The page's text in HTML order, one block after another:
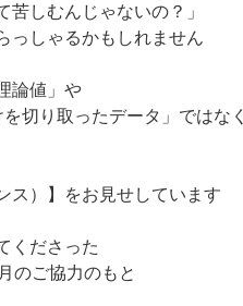
苦しむんじゃないの？」
っしゃるかもしれません
論値」や
切り取ったデータ」ではなく
ス）】をお見せしています
くださった
のご協力のもと